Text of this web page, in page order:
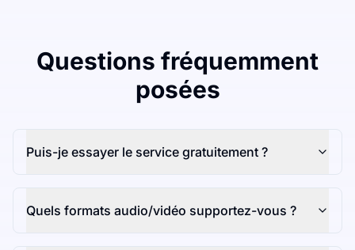
Questions fréquemment
posées
Puis-je essayer le service gratuitement ?
Quels formats audio/vidéo supportez-vous ?